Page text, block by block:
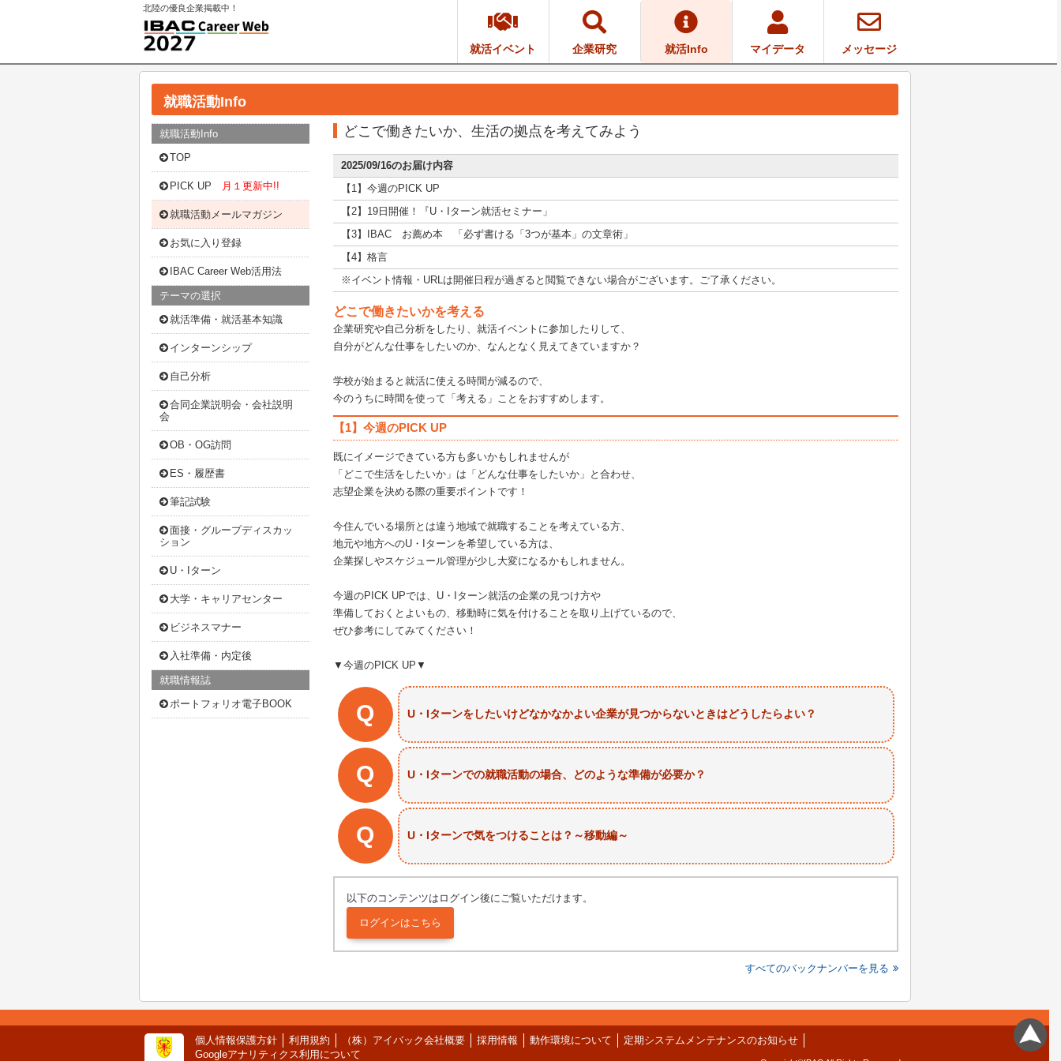
北陸の優良企業掲載中！
就活イベント 企業研究 就活Info マイデータ メッセージ
就職活動Info
どこで働きたいか、生活の拠点を考えてみよう
2025/09/16のお届け内容
【1】今週のPICK UP
【2】19日開催！『U・Iターン就活セミナー」
【3】IBAC お薦め本 「必ず書ける「3つが基本」の文章術」
【4】格言
※イベント情報・URLは開催日程が過ぎると閲覧できない場合がございます。ご了承ください。
どこで働きたいかを考える
企業研究や自己分析をしたり、就活イベントに参加したりして、
自分がどんな仕事をしたいのか、なんとなく見えてきていますか？
学校が始まると就活に使える時間が減るので、
今のうちに時間を使って「考える」ことをおすすめします。
【1】今週のPICK UP
既にイメージできている方も多いかもしれませんが
「どこで生活をしたいか」は「どんな仕事をしたいか」と合わせ、
志望企業を決める際の重要ポイントです！
今住んでいる場所とは違う地域で就職することを考えている方、
地元や地方へのU・Iターンを希望している方は、
企業探しやスケジュール管理が少し大変になるかもしれません。
今週のPICK UPでは、U・Iターン就活の企業の見つけ方や
準備しておくとよいもの、移動時に気を付けることを取り上げているので、
ぜひ参考にしてみてください！
▼今週のPICK UP▼
Q U・Iターンをしたいけどなかなかよい企業が見つからないときはどうしたらよい？
Q U・Iターンでの就職活動の場合、どのような準備が必要か？
Q U・Iターンで気をつけることは？～移動編～
以下のコンテンツはログイン後にご覧いただけます。
すべてのバックナンバーを見る
就職活動Info
TOP
PICK UP 月１更新中!!
就職活動メールマガジン
お気に入り登録
IBAC Career Web活用法
テーマの選択
就活準備・就活基本知識
インターンシップ
自己分析
合同企業説明会・会社説明
会
OB・OG訪問
ES・履歴書
筆記試験
面接・グループディスカッ
ション
U・Iターン
大学・キャリアセンター
ビジネスマナー
入社準備・内定後
就職情報誌
ポートフォリオ電子BOOK
個人情報保護方針 利用規約 （株）アイバック会社概要 採用情報 動作環境について
定期システムメンテナンスのお知らせ
Googleアナリティクス利用について